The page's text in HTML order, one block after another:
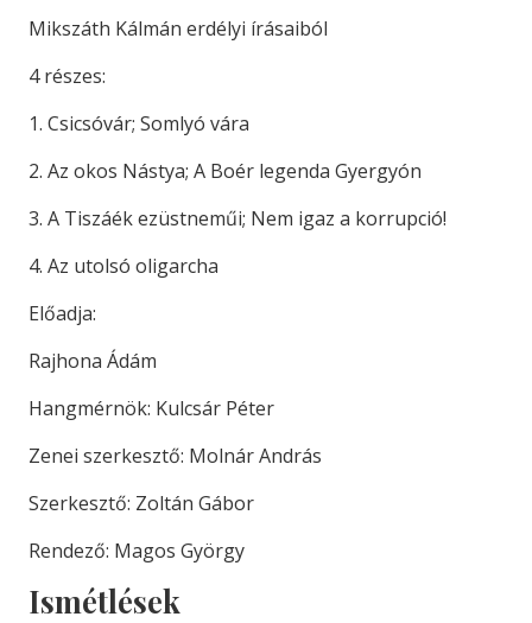
Mikszáth Kálmán erdélyi írásaiból
4 részes:
1. Csicsóvár; Somlyó vára
2. Az okos Nástya; A Boér legenda Gyergyón
3. A Tiszáék ezüstneműi; Nem igaz a korrupció!
4. Az utolsó oligarcha
Előadja:
Rajhona Ádám
Hangmérnök: Kulcsár Péter
Zenei szerkesztő: Molnár András
Szerkesztő: Zoltán Gábor
Rendező: Magos György
Ismétlések